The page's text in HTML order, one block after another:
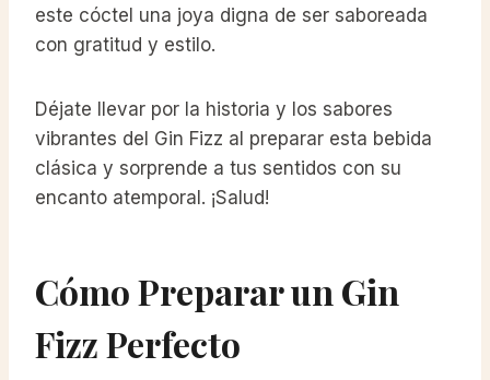
este cóctel una joya digna de ser saboreada
con gratitud y estilo.
Déjate llevar por la historia y los sabores
vibrantes del Gin Fizz al preparar esta bebida
clásica y sorprende a tus sentidos con su
encanto atemporal. ¡Salud!
Cómo Preparar un Gin
Fizz Perfecto